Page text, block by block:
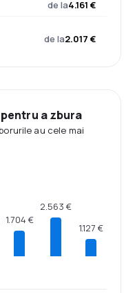
de la4.161 €
de la2.017 €
a zbura
au cele mai
1.704 €
2.563 €
1.127 €